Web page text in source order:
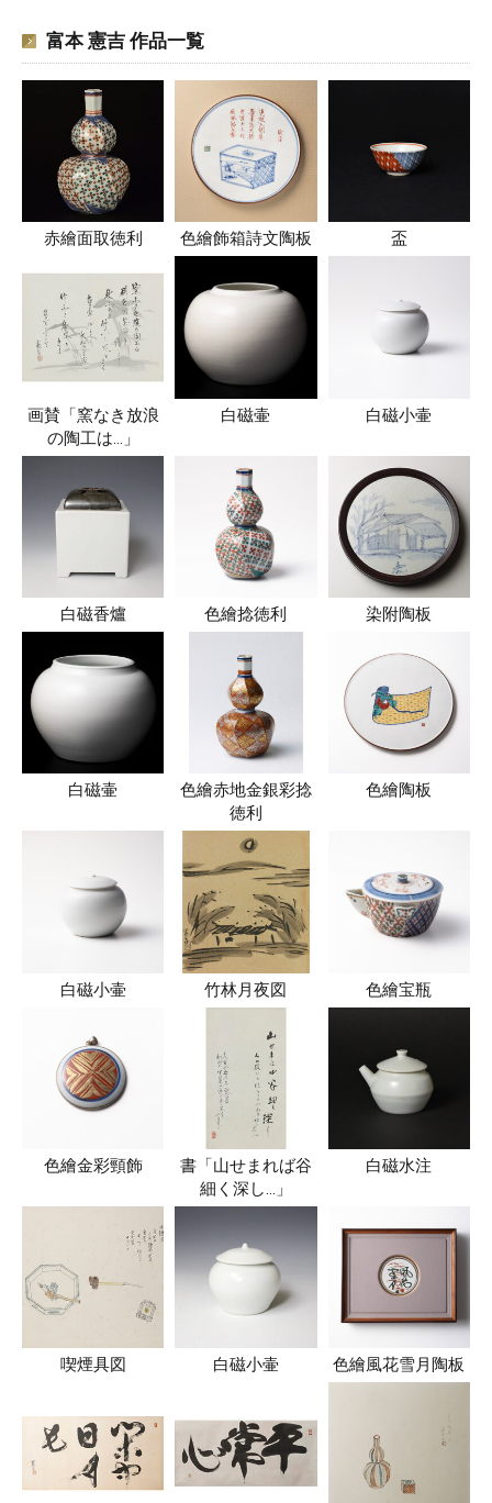
富本 憲吉 作品一覧
赤繪面取徳利 色繪飾箱詩文陶板 盃
画賛「窯なき放浪
の陶工は…」
白磁壷 白磁小壷
白磁香爐 色繪捻徳利 染附陶板
白磁壷
色繪赤地金銀彩捻
徳利
色繪陶板
白磁小壷 竹林月夜図 色繪宝瓶
色繪金彩頸飾
書「山せまれば谷
細く深し…」
白磁水注
喫煙具図 白磁小壷 色繪風花雪月陶板